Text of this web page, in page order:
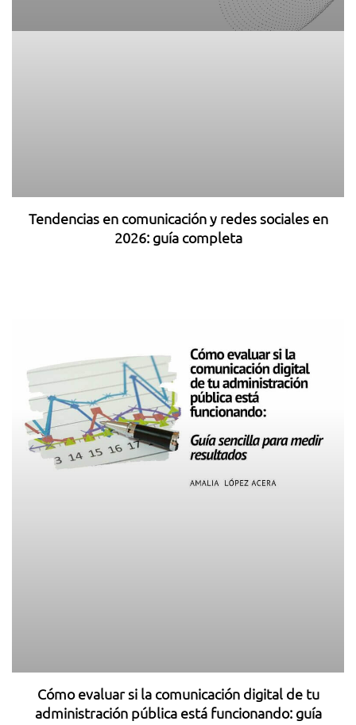
Tendencias en comunicación y redes sociales en
2026: guía completa
Cómo evaluar si la comunicación digital de tu
administración pública está funcionando: guía